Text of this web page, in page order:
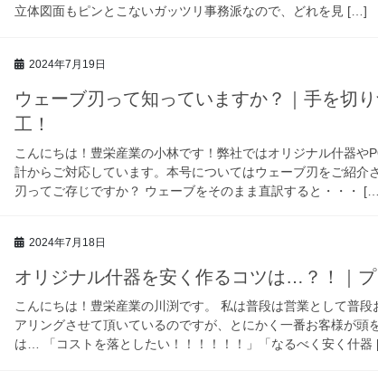
立体図面もピンとこないガッツリ事務派なので、どれを見 […]
2024年7月19日
ウェーブ刃って知っていますか？｜手を切
工！
こんにちは！豊栄産業の小林です！弊社ではオリジナル什器や
計からご対応しています。本号についてはウェーブ刃をご紹介
刃ってご存じですか？ ウェーブをそのまま直訳すると・・・
2024年7月18日
オリジナル什器を安く作るコツは…？！｜プ
こんにちは！豊栄産業の川渕です。 私は普段は営業として普段
アリングさせて頂いているのですが、とにかく一番お客様が
は… 「コストを落としたい！！！！！！」「なるべく安く什